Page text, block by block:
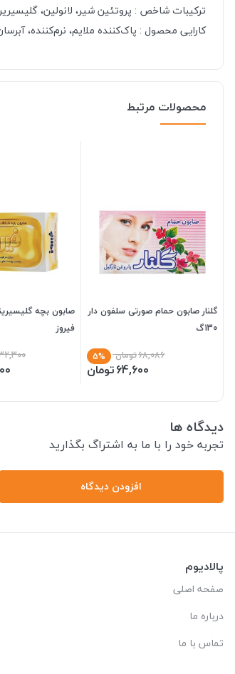
ترکیبات شاخص : پروتئین شیر، لانولین،
کارایی محصول : پاک‌کننده ملایم، نرم‌کننده،
محصولات مرتبط
گلنار صابون حمام صورتی سلفون دار
130گ
68,086تومان 5%
64,600تومان
فیروز
دیدگاه ها
تجربه خود را با ما به اشتراگ بگذارید
افزودن دیدگاه
پالادیوم
صفحه اصلی
درباره ما
تماس با ما